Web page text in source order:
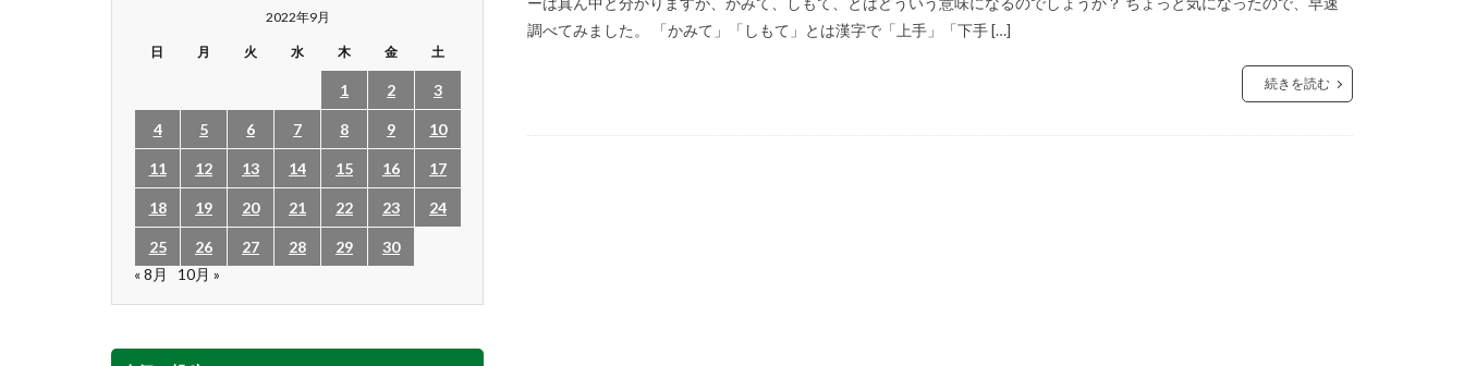
調べてみました。 「かみて」「しもて」とは漢字で「上手」「下手 […]
続きを読む
2022年9月
日 月 火 水 木 金 土
1 2 3
4 5 6 7 8 9 10
11 12 13 14 15 16 17
18 19 20 21 22 23 24
25 26 27 28 29
30
« 8月
10月 »